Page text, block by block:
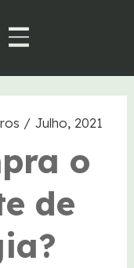
/ Julho, 2021
o
de